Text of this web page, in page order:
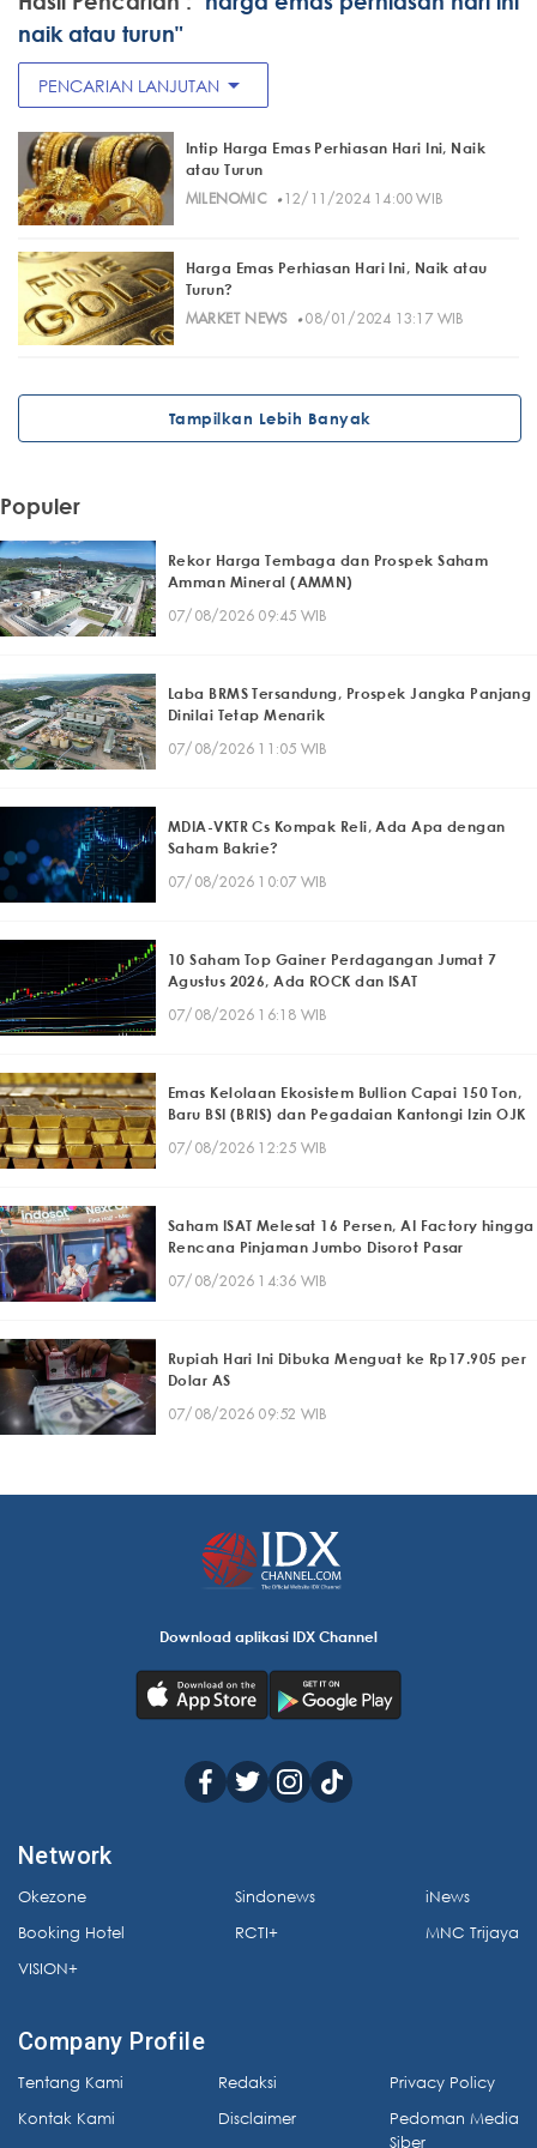
naik atau turun"
PENCARIAN LANJUTAN arrow_drop_down
Intip Harga Emas Perhiasan Hari Ini, Naik
atau Turun
MILENOMIC· 12/11/2024 14:00 WIB
Harga Emas Perhiasan Hari Ini, Naik atau
Turun?
MARKET NEWS· 08/01/2024 13:17 WIB
Tampilkan Lebih Banyak
Populer
Rekor Harga Tembaga dan Prospek Saham
Amman Mineral (AMMN)
07/08/2026 09:45 WIB
Laba BRMS Tersandung, Prospek Jangka Panjang
Dinilai Tetap Menarik
07/08/2026 11:05 WIB
MDIA-VKTR Cs Kompak Reli, Ada Apa dengan
Saham Bakrie?
07/08/2026 10:07 WIB
10 Saham Top Gainer Perdagangan Jumat 7
Agustus 2026, Ada ROCK dan ISAT
07/08/2026 16:18 WIB
Emas Kelolaan Ekosistem Bullion Capai 150 Ton,
Baru BSI (BRIS) dan Pegadaian Kantongi Izin OJK
07/08/2026 12:25 WIB
Saham ISAT Melesat 16 Persen, AI Factory hingga
Rencana Pinjaman Jumbo Disorot Pasar
07/08/2026 14:36 WIB
Rupiah Hari Ini Dibuka Menguat ke Rp17.905 per
Dolar AS
07/08/2026 09:52 WIB
Download aplikasi IDX Channel
Network
Okezone
Booking Hotel
VISION+
Sindonews
RCTI+
iNews
MNC Trijaya
Company Profile
Tentang Kami
Kontak Kami
Redaksi
Disclaimer
Privacy Policy
Pedoman Media
Siber